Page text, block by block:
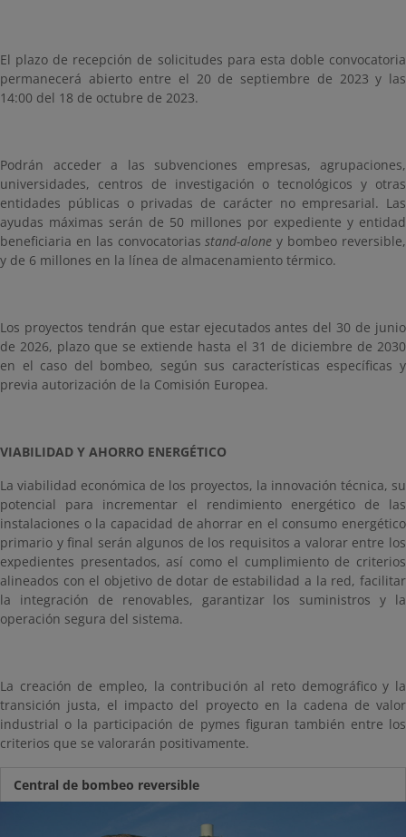
El plazo de recepción de solicitudes para esta doble convocatoria
permanecerá abierto entre el 20 de septiembre de 2023 y las
14:00 del 18 de octubre de 2023.
Podrán acceder a las subvenciones empresas, agrupaciones,
universidades, centros de investigación o tecnológicos y otras
entidades públicas o privadas de carácter no empresarial. Las
ayudas máximas serán de 50 millones por expediente y entidad
beneficiaria en las convocatoriasstand-alone y bombeo reversible,
y de 6 millones en la línea de almacenamiento térmico.
Los proyectos tendrán que estar ejecutados antes del 30 de junio
de 2026, plazo que se extiende hasta el 31 de diciembre de 2030
en el caso del bombeo, según sus características específicas y
previa autorización de la Comisión Europea.
VIABILIDAD Y AHORRO ENERGÉTICO
La viabilidad económica de los proyectos, la innovación técnica, su
potencial para incrementar el rendimiento energético de las
instalaciones o la capacidad de ahorrar en el consumo energético
primario y final serán algunos de los requisitos a valorar entre los
expedientes presentados, así como el cumplimiento de criterios
alineados con el objetivo de dotar de estabilidad a la red, facilitar
la integración de renovables, garantizar los suministros y la
operación segura del sistema.
La creación de empleo, la contribución al reto demográfico y la
transición justa, el impacto del proyecto en la cadena de valor
industrial o la participación de pymes figuran también entre los
criterios que se valorarán positivamente.
Central de bombeo reversible